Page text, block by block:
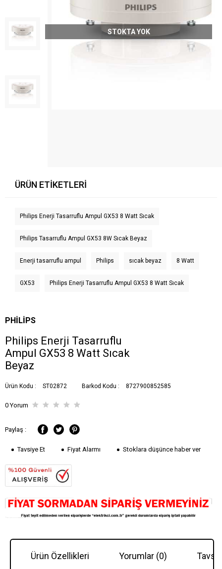
STOKTA YOK
ÜRÜN ETIKETLERI
Philips Enerji Tasarruflu Ampul GX53 8 Watt Sıcak
Philips Tasarruflu Ampul GX53 8W Sıcak Beyaz
Enerji tasarruflu ampul Philips sıcak beyaz 8 Watt
GX53 Philips Enerji Tasarruflu Ampul GX53 8 Watt Sıcak
PHILIPS
Philips Enerji Tasarruflu
Ampul GX53 8 Watt Sıcak
Beyaz
Ürün Kodu : ST02872 Barkod Kodu : 8727900852585
0 Yorum
Paylaş :
Tavsiye Et Fiyat Alarmı Stoklara düşünce haber ver
Ürün Özellikleri Yorumlar (0)